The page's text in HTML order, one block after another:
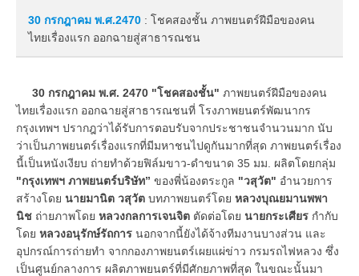
30 กรกฎาคม พ.ศ.2470 : โชคสองชั้น ภาพยนตร์ฝีมือของคน
ไทยเรื่องแรก ออกฉายสู่สาธารณชน
30 กรกฎาคม พ.ศ. 2470 "โชคสองชั้น" ภาพยนตร์ฝีมือของคน
ไทยเรื่องแรก ออกฉายสู่สาธารณชนที่ โรงภาพยนตร์พัฒนากร
กรุงเทพฯ ปรากฎว่าได้รับการตอบรับจากประชาชนจำนวนมาก นับ
ว่าเป็นภาพยนตร์เรื่องแรกที่มีมหาชนไปดูกันมากที่สุด ภาพยนตร์เรื่อง
นี้เป็นหนังเงียบ ถ่ายทำด้วยฟิล์มขาว-ดำขนาด 35 มม. ผลิตโดยกลุ่ม
"กรุงเทพฯ ภาพยนตร์บริษัท” ของพี่น้องตระกูล "วสุวัต" อำนวยการ
สร้างโดย นายมานิต วสุวัต บทภาพยนตร์โดย หลวงบุณยมานพพา
นิช ถ่ายภาพโดย หลวงกลการเจนจิต ตัดต่อโดย นายกระเศียร กำกับ
โดย หลวงอนุรักษ์รัถการ นอกจากนี้ยังได้จ้างทีมงานบางส่วน และ
อุปกรณ์การถ่ายทำ จากกองภาพยนตร์เผยแผ่ข่าว กรมรถไฟหลวง ซึ่ง
เป็นศูนย์กลางการ ผลิตภาพยนตร์ที่มีศักยภาพที่สุด ในขณะนั้นมา